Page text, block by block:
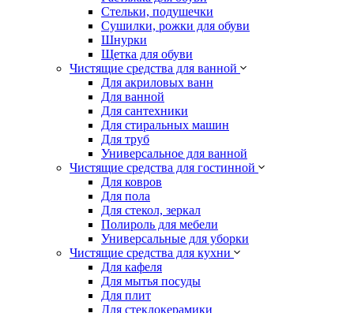
Стельки, подушечки
Сушилки, рожки для обуви
Шнурки
Щетка для обуви
Чистящие средства для ванной
Для акриловых ванн
Для ванной
Для сантехники
Для стиральных машин
Для труб
Универсальное для ванной
Чистящие средства для гостинной
Для ковров
Для пола
Для стекол, зеркал
Полироль для мебели
Универсальные для уборки
Чистящие средства для кухни
Для кафеля
Для мытья посуды
Для плит
Для стеклокерамики